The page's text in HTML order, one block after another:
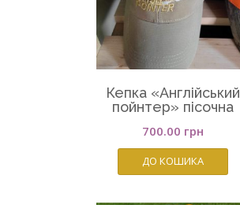
Кепка «Англійський
пойнтер» пісочна
700.00 грн
ДО КОШИКА